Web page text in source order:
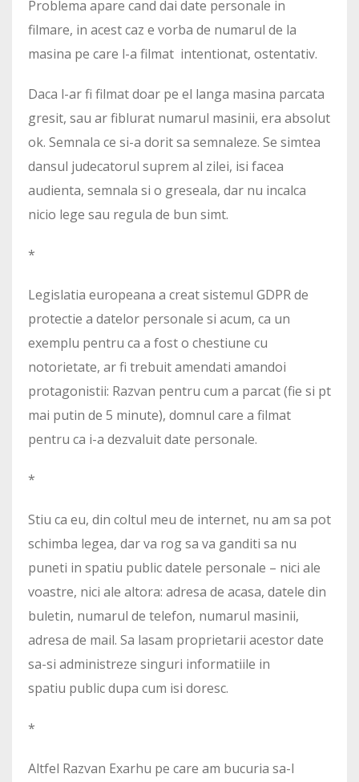
Problema apare cand dai date personale in
filmare, in acest caz e vorba de numarul de la
masina pe care l-a filmat intentionat, ostentativ.
Daca l-ar fi filmat doar pe el langa masina parcata
gresit, sau ar fiblurat numarul masinii, era absolut
ok. Semnala ce si-a dorit sa semnaleze. Se simtea
dansul judecatorul suprem al zilei, isi facea
audienta, semnala si o greseala, dar nu incalca
nicio lege sau regula de bun simt.
*
Legislatia europeana a creat sistemul GDPR de
protectie a datelor personale si acum, ca un
exemplu pentru ca a fost o chestiune cu
notorietate, ar fi trebuit amendati amandoi
protagonistii: Razvan pentru cum a parcat (fie si pt
mai putin de 5 minute), domnul care a filmat
pentru ca i-a dezvaluit date personale.
*
Stiu ca eu, din coltul meu de internet, nu am sa pot
schimba legea, dar va rog sa va ganditi sa nu
puneti in spatiu public datele personale – nici ale
voastre, nici ale altora: adresa de acasa, datele din
buletin, numarul de telefon, numarul masinii,
adresa de mail. Sa lasam proprietarii acestor date
sa-si administreze singuri informatiile in
spatiu public dupa cum isi doresc.
*
Altfel Razvan Exarhu pe care am bucuria sa-l